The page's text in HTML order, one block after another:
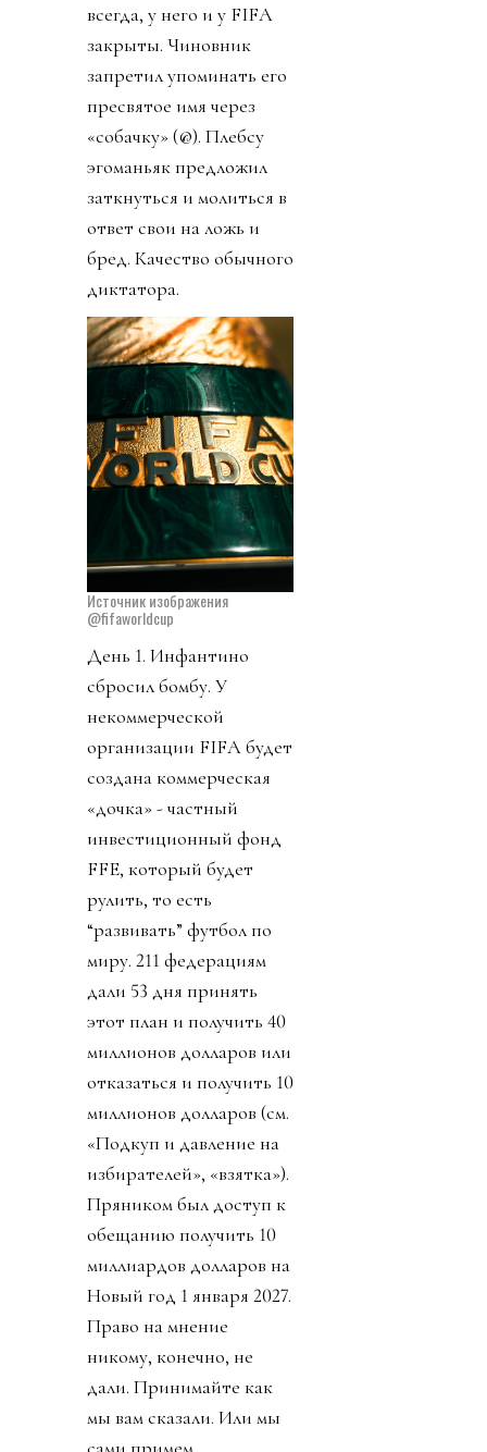
всегда, у него и у FIFA
закрыты. Чиновник
запретил упоминать его
пресвятое имя через
«собачку» (@). Плебсу
эгоманьяк предложил
заткнуться и молиться в
ответ свои на ложь и
бред. Качество обычного
диктатора.
Источник изображения
@fifaworldcup
День 1. Инфантино
сбросил бомбу. У
некоммерческой
организации FIFA будет
создана коммерческая
«дочка» - частный
инвестиционный фонд
FFE, который будет
рулить, то есть
“развивать” футбол по
миру. 211 федерациям
дали 53 дня принять
этот план и получить 40
миллионов долларов или
отказаться и получить 10
миллионов долларов (см.
«Подкуп и давление на
избирателей», «взятка»).
Пряником был доступ к
обещанию получить 10
миллиардов долларов на
Новый год 1 января 2027.
Право на мнение
никому, конечно, не
дали. Принимайте как
мы вам сказали. Или мы